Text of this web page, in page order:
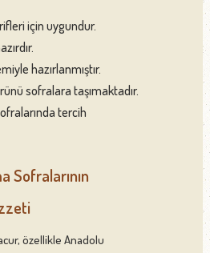
için uygundur.
hazırlanmıştır.
sofralara taşımaktadır.
tercih
Sofralarının
özellikle Anadolu